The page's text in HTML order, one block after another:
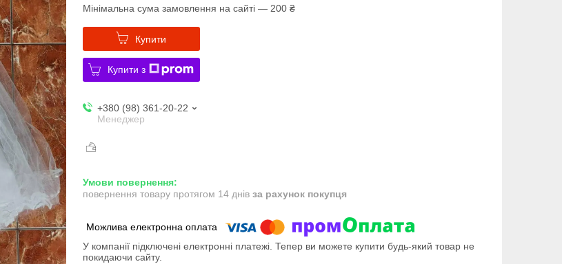
Мінімальна сума замовлення на сайті — 200 ₴
Купити
Купити з
+380 (98) 361-20-22
Менеджер
повернення товару протягом 14 днів за рахунок покупця
У компанії підключені електронні платежі. Тепер ви можете купити будь-який товар не
покидаючи сайту.